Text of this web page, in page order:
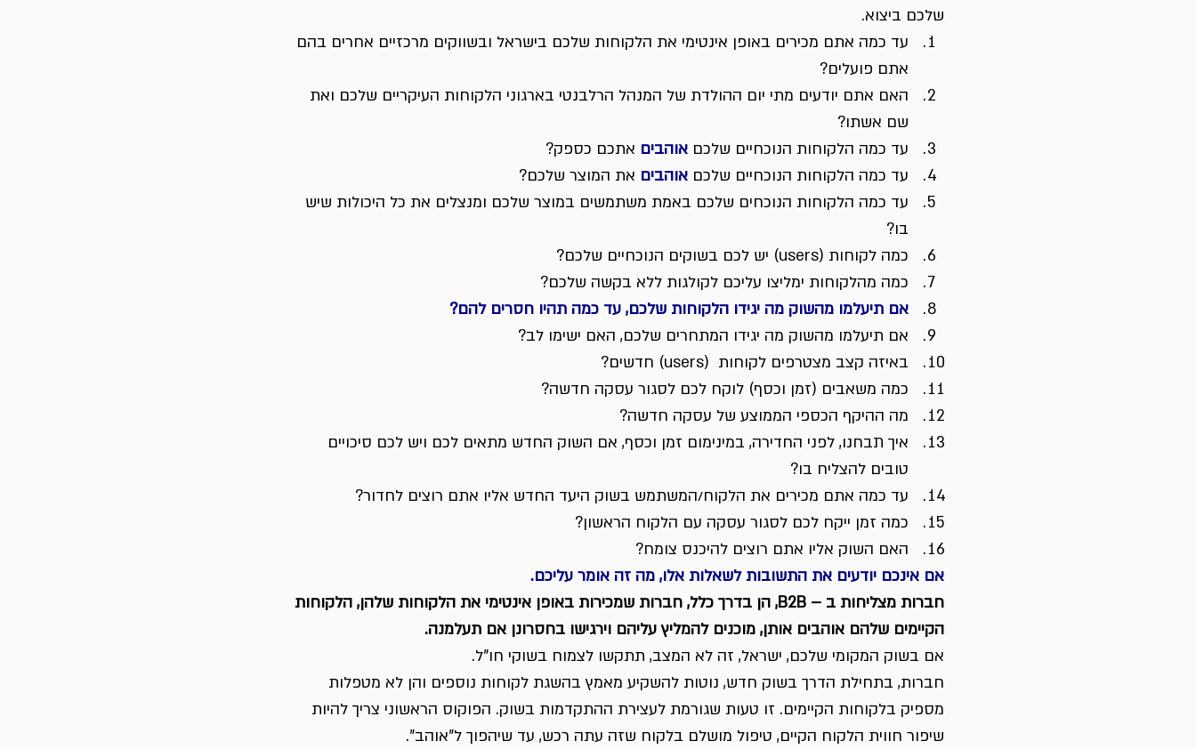
שלכם ביצוא.
עד כמה אתם מכירים באופן אינטימי את הלקוחות שלכם בישראל ובשווקים מרכזיים אחרים בהם
אתם פועלים?
האם אתם יודעים מתי יום ההולדת של המנהל הרלבנטי בארגוני הלקוחות העיקריים שלכם ואת
שם אשתו?
עד כמה הלקוחות הנוכחיים שלכם אוהבים אתכם כספק?
עד כמה הלקוחות הנוכחיים שלכם אוהבים את המוצר שלכם?
עד כמה הלקוחות הנוכחים שלכם באמת משתמשים במוצר שלכם ומנצלים את כל היכולות שיש
בו?
כמה לקוחות (users) יש לכם בשוקים הנוכחיים שלכם?
כמה מהלקוחות ימליצו עליכם לקולגות ללא בקשה שלכם?
אם תיעלמו מהשוק מה יגידו הלקוחות שלכם, עד כמה תהיו חסרים להם?
אם תיעלמו מהשוק מה יגידו המתחרים שלכם, האם ישימו לב?
באיזה קצב מצטרפים לקוחות  (users) חדשים?
כמה משאבים (זמן וכסף) לוקח לכם לסגור עסקה חדשה?
מה ההיקף הכספי הממוצע של עסקה חדשה?
איך תבחנו, לפני החדירה, במינימום זמן וכסף, אם השוק החדש מתאים לכם ויש לכם סיכויים
טובים להצליח בו?
עד כמה אתם מכירים את הלקוח/המשתמש בשוק היעד החדש אליו אתם רוצים לחדור?
כמה זמן ייקח לכם לסגור עסקה עם הלקוח הראשון?
האם השוק אליו אתם רוצים להיכנס צומח?
אם אינכם יודעים את התשובות לשאלות אלו, מה זה אומר עליכם.
חברות מצליחות ב – B2B, הן בדרך כלל, חברות שמכירות באופן אינטימי את הלקוחות שלהן, הלקוחות
הקיימים שלהם אוהבים אותן, מוכנים להמליץ עליהם וירגישו בחסרונן אם תעלמנה.
אם בשוק המקומי שלכם, ישראל, זה לא המצב, תתקשו לצמוח בשוקי חו”ל.
חברות, בתחילת הדרך בשוק חדש, נוטות להשקיע מאמץ בהשגת לקוחות נוספים והן לא מטפלות
מספיק בלקוחות הקיימים. זו טעות שגורמת לעצירת ההתקדמות בשוק. הפוקוס הראשוני צריך להיות
שיפור חווית הלקוח הקיים, טיפול מושלם בלקוח שזה עתה רכש, עד שיהפוך ל”אוהב”.